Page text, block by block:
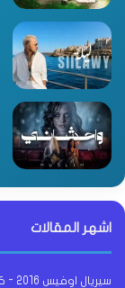
اشهر المقالات
سيريال اوفيس 2016 - كراك اوفيس 2016